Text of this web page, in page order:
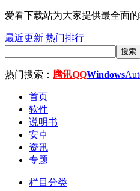
爱看下载站为大家提供最全面的
最近更新 热门排行
搜索
热门搜索： 腾讯QQWindows
首页
软件
说明书
安卓
资讯
专题
栏目分类